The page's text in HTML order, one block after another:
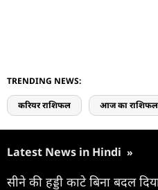
TRENDING NEWS:
करियर राशिफल आज का राशिफल
Latest News in Hindi »
सीने की हड्डी काटे बिना बदल